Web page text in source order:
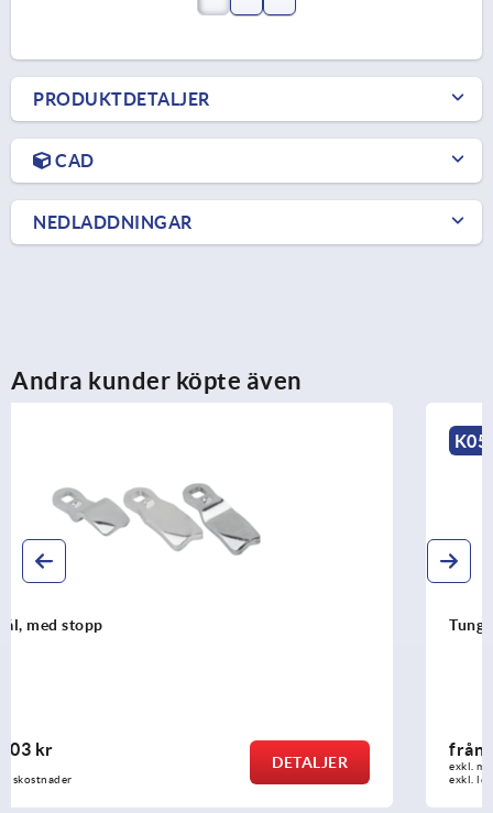
PRODUKTDETALJER
CAD
NEDLADDNINGAR
Andra kunder köpte även
Tunga för vridreglar i stål
från
exkl. leveranskostnader